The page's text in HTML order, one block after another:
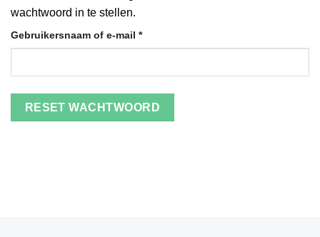
wachtwoord in te stellen.
Gebruikersnaam of e-mail *Vereist
RESET WACHTWOORD